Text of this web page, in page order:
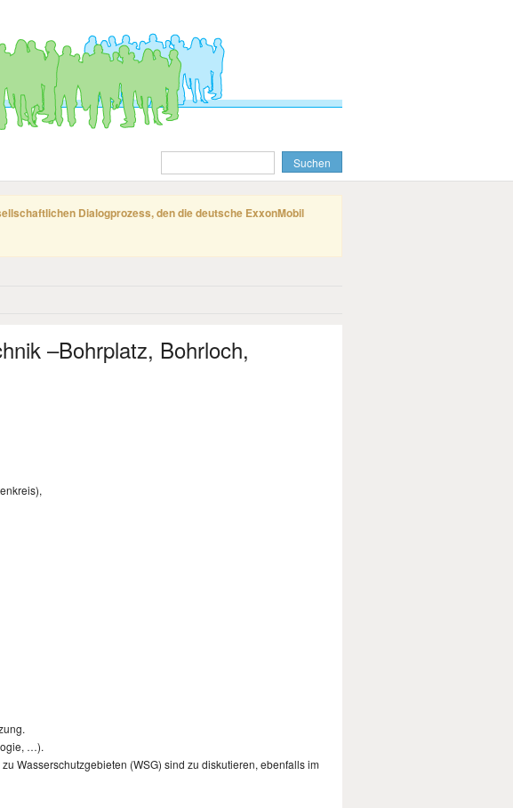
Dialogprozess, den die deutsche ExxonMobil
–Bohrplatz, Bohrloch,
…).
Wasserschutzgebieten (WSG) sind zu diskutieren, ebenfalls im